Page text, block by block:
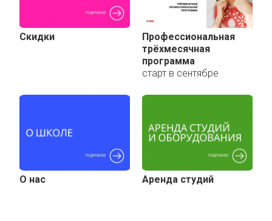
Скидки
Профессиональная
трёхмесячная
программа
старт в сентябре
О нас Аренда студий